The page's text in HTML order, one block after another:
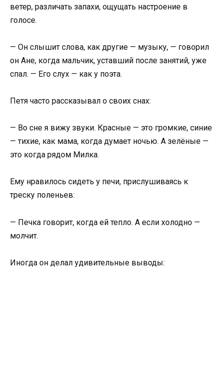
ветер, различать запахи, ощущать настроение в
голосе.
— Он слышит слова, как другие — музыку, — говорил
он Ане, когда мальчик, уставший после занятий, уже
спал. — Его слух — как у поэта.
Петя часто рассказывал о своих снах:
— Во сне я вижу звуки. Красные — это громкие, синие
— тихие, как мама, когда думает ночью. А зелёные —
это когда рядом Милка.
Ему нравилось сидеть у печи, прислушиваясь к
треску поленьев:
— Печка говорит, когда ей тепло. А если холодно —
молчит.
Иногда он делал удивительные выводы: